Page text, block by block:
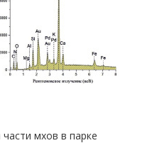
мхов в парке